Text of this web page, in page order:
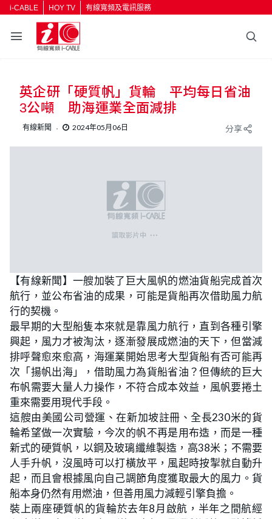
i-CABLE HOY TV 有線寬頻及電訊服務
返回
按輸入鍵開始搜尋
英企研「硬質帆」貨輪 平均每日省油
3公噸 助海運業全面減排
有線新聞 2024年05月06日 分享
【有線新聞】一艘加裝了巨大風帆的燃油貨船完成首次
航行，並公布省油的成果，可能是貨船再次借助風力航
行的契機。
最早期的大型船隻本來就是靠風力航行，直到各種引擎
興起，風力才被淘汰，逐漸發展成燃油的天下，但當減
排呼聲愈來愈高，海運業開始思考大型貨船有否可能再
次「揚帆出海」，借助風力為貨船省油？但傳統的巨大
布帆需要大量人力操作，不符合成本效益，風帆要捲土
重來需要用現代手段。
這艘由美國公司營運、在新加坡註冊、全長230米的貨
輪希望做一次實驗，今次的帆不再是用布造，而是一種
新式的硬質帆，以鋼及玻璃纖維製造，高38米；不需要
人手升帆，沒風時可以打橫放平，風起時按掣就自動升
起，而且會根據風向自己調節角度獲取最大的風力。貨
船本身仍然有用燃油，但善用風力減輕引擎負擔。
裝上兩座硬質帆的貨輪於去年8月啟航，半年之間航經